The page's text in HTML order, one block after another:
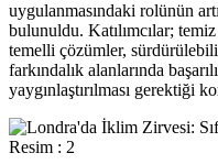
uygulanmasındaki rolünün
bulunuldu. Katılımcılar;
temelli çözümler,
farkındalık alanlarında
yaygınlaştırılması gerektiği